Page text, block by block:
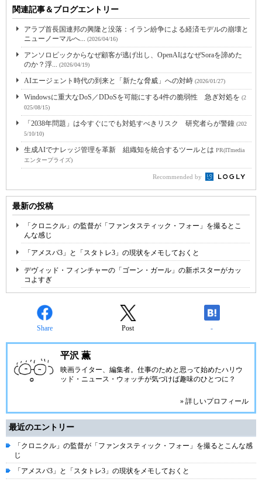
関連記事＆ブログエントリー
アラブ首長国連邦の興隆と没落：イラン紛争による経済モデルの崩壊と
ニューノーマルへ... (2026/04/16)
アンソロピックからなぜ顧客が逃げ出し、OpenAIはなぜSoraを諦めた
のか？浮... (2026/04/19)
AIエージェント時代の到来と「新たな脅威」への対峙 (2026/01/27)
Windowsに重大なDoS／DDoSを可能にする4件の脆弱性 急ぎ対処を (2
025/08/15)
「2038年問題」は今すぐにでも対処すべきリスク 研究者らが警鐘 (202
5/10/10)
生成AIでナレッジ管理を革新 組織知を統合するツールとは PR(ITmedia
エンタープライズ)
Recommended by
最新の投稿
「クロニクル」の監督が「ファンタスティック・フォー」を撮るとこ
んな感じ
「アメスパ3」と「スタトレ3」の現状をメモしておくと
デヴィッド・フィンチャーの「ゴーン・ガール」の新ポスターがカッ
コよすぎ
Share Post -
平沢 薫
映画ライター、編集者。仕事のためと思って始めたハリウ
ッド・ニュース・ウォッチが気づけば趣味のひとつに？
» 詳しいプロフィール
最近のエントリー
「クロニクル」の監督が「ファンタスティック・フォー」を撮るとこんな感
じ
「アメスパ3」と「スタトレ3」の現状をメモしておくと